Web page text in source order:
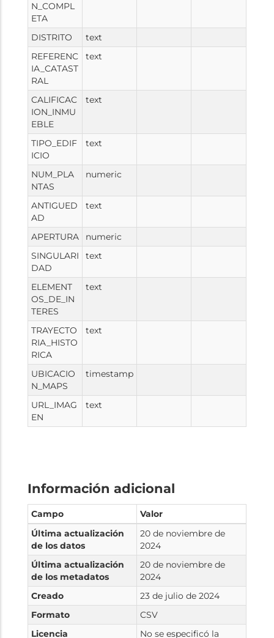
N_COMPL
ETA
DISTRITO
text
REFERENC
IA_CATAST
RAL
text
CALIFICAC
ION_INMU
EBLE
text
TIPO_EDIF
ICIO
text
NUM_PLA
NTAS
numeric
ANTIGUED
AD
text
APERTURA
numeric
SINGULARI
DAD
text
ELEMENT
OS_DE_IN
TERES
text
TRAYECTO
RIA_HISTO
RICA
text
UBICACIO
N_MAPS
timestamp
URL_IMAG
EN
text
Información adicional
Campo
Valor
Última actualización
de los datos
20 de noviembre de
2024
Última actualización
de los metadatos
20 de noviembre de
2024
Creado
23 de julio de 2024
Formato
CSV
Licencia
No se especificó la